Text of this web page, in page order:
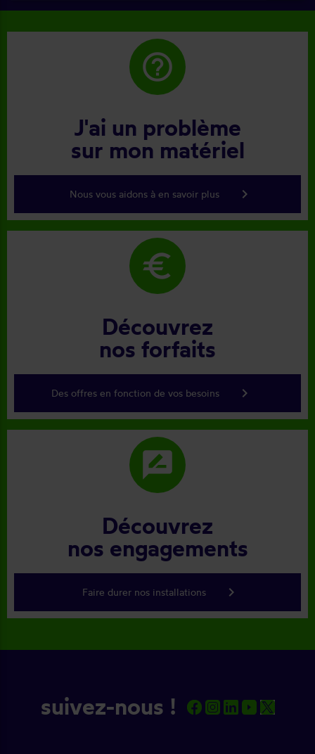
help_outline
J'ai un problème
sur mon matériel
Nous vous aidons à en savoir plus keyboard_arrow_right
euro
Découvrez
nos forfaits
Des offres en fonction de vos besoins keyboard_arrow_right
rate_review
Découvrez
nos engagements
Faire durer nos installations keyboard_arrow_right
suivez-nous !